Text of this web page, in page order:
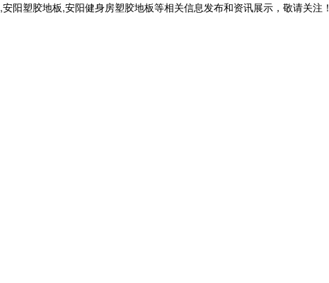
,安阳塑胶地板,安阳健身房塑胶地板等相关信息发布和资讯展示，敬请关注！